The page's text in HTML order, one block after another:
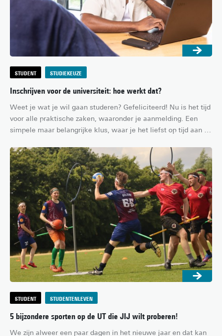
STUDENT STUDIEKEUZE
Inschrijven voor de universiteit: hoe werkt dat?
Weet je wat je wil gaan studeren? Gefeliciteerd! Nu is het tijd
voor alle praktische zaken, waaronder je aanmelding. Een
simpele maar belangrijke klus, waar je het liefst op tijd aan
gaat inschrijven voor een universitaire studie, zodat je straks
goed voorbereid de zomervakantie in gaat!
STUDENT STUDENTENLEVEN
5 bijzondere sporten op de UT die JIJ wilt proberen!
We zijn alweer een paar dagen in het nieuwe jaar en dat kan